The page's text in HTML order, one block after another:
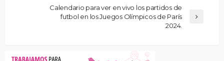
Calendario para ver en vivo los partidos de
futbol en los Juegos Olímpicos de París
2024.